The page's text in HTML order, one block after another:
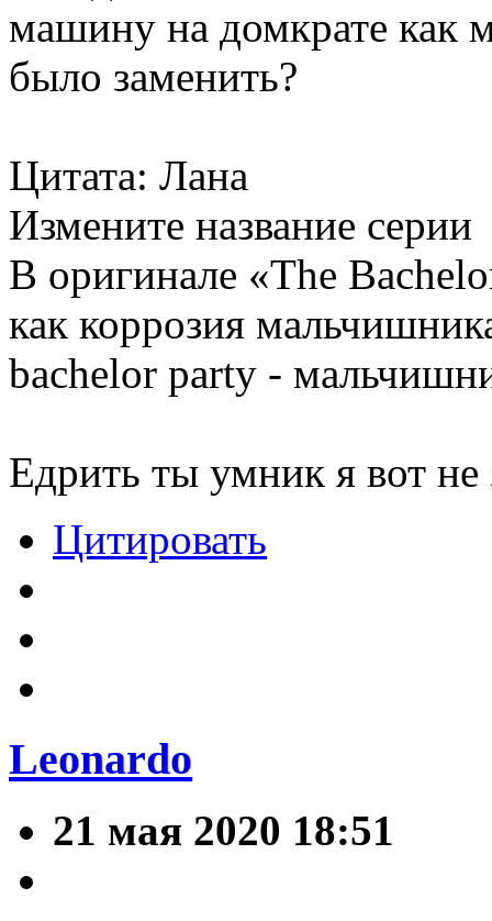
машину на домкрате как
было заменить?
Цитата: Лана
Измените название серии
В оригинале «The
как коррозия
bachelor party -
Едрить ты умник я вот не
Цитировать
Leonardo
21 мая 2020 18:51